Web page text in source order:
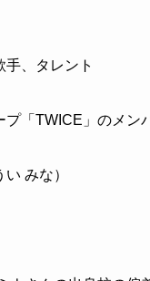
、タレント
プ「TWICE」のメン
みな）